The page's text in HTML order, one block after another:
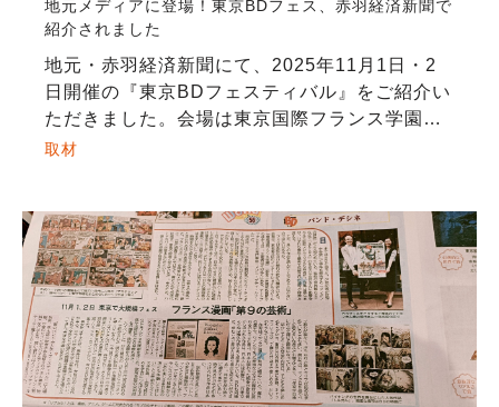
地元メディアに登場！東京BDフェス、赤羽経済新聞で
紹介されました
地元・赤羽経済新聞にて、2025年11月1日・2
日開催の『東京BDフェスティバル』をご紹介い
ただきました。会場は東京国際フランス学園
（北区滝野川）。フェスでは、バンドデシネ作
取材